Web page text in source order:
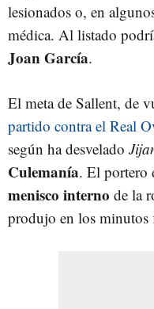
lesionados o, en
médica. Al listado
Joan García.
El meta de Sallent, de
partido contra el Real
según ha desvelado
Culemanía. El portero
menisco interno de la
produjo en los minutos